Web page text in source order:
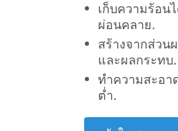
เก็บความร้อน
ผ่อนคลาย.
สร้างจากส่วน
และผลกระทบ.
ทำความสะอา
ต่ำ.